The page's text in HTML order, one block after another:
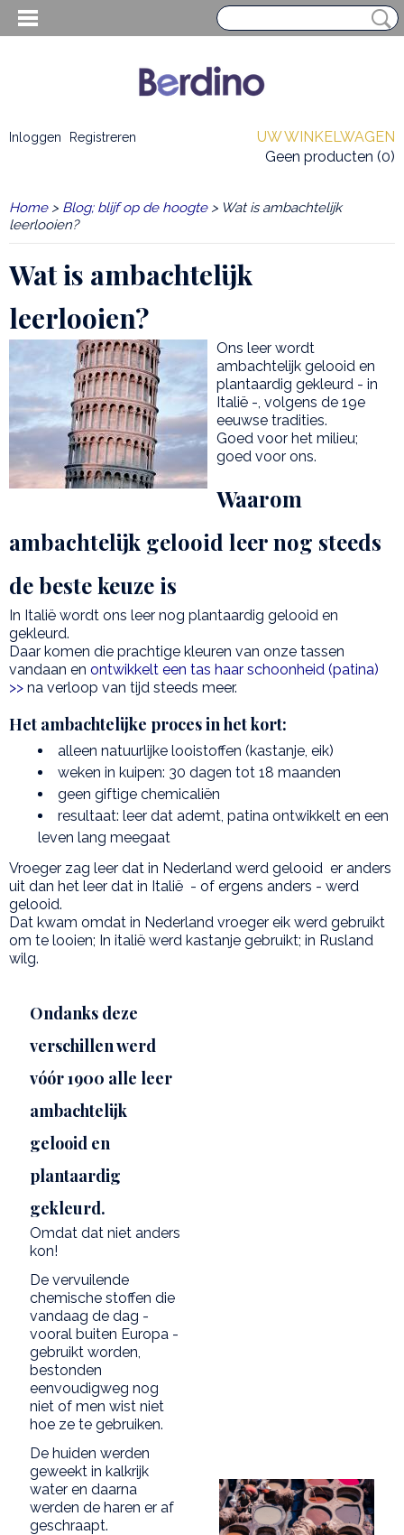
Inloggen Registreren
UW WINKELWAGEN
Geen producten (0)
Home> Blog; blijf op de hoogte> Wat is ambachtelijk
leerlooien?
Wat is ambachtelijk
leerlooien?
Ons leer wordt
ambachtelijk gelooid en
plantaardig gekleurd - in
Italië -, volgens de 19e
eeuwse tradities.
Goed voor het milieu;
goed voor ons.
Waarom
ambachtelijk gelooid leer nog steeds
de beste keuze is
In Italië wordt ons leer nog plantaardig gelooid en
gekleurd.
Daar komen die prachtige kleuren van onze tassen
vandaan en ontwikkelt een tas haar schoonheid (patina)
>> na verloop van tijd steeds meer.
Het ambachtelijke proces in het kort:
alleen natuurlijke looistoffen (kastanje, eik)
weken in kuipen: 30 dagen tot 18 maanden
geen giftige chemicaliën
resultaat: leer dat ademt, patina ontwikkelt en een
leven lang meegaat
Vroeger zag leer dat in Nederland werd gelooid er anders
uit dan het leer dat in Italië - of ergens anders - werd
gelooid.
Dat kwam omdat in Nederland vroeger eik werd gebruikt
om te looien; In italië werd kastanje gebruikt; in Rusland
wilg.
Ondanks deze
verschillen werd
vóór 1900 alle leer
ambachtelijk
gelooid en
plantaardig
gekleurd.
Omdat dat niet anders
kon!
De vervuilende
chemische stoffen die
vandaag de dag -
vooral buiten Europa -
gebruikt worden,
bestonden
eenvoudigweg nog
niet of men wist niet
hoe ze te gebruiken.
De huiden werden
geweekt in kalkrijk
water en daarna
werden de haren er af
geschraapt.
HEREN